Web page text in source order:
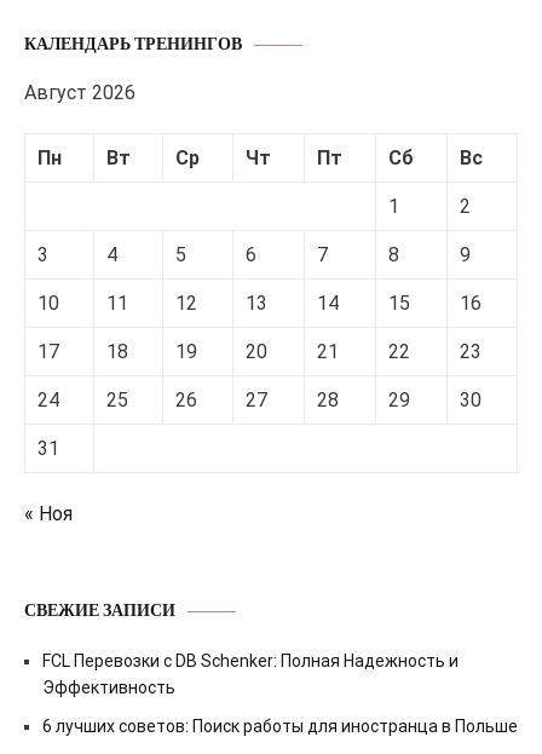
КАЛЕНДАРЬ ТРЕНИНГОВ
Август 2026
Пн Вт Ср Чт Пт Сб Вс
1 2
3 4 5 6 7 8 9
10 11 12 13 14 15 16
17 18 19 20 21 22 23
24 25 26 27 28 29 30
31
« Ноя
СВЕЖИЕ ЗАПИСИ
FCL Перевозки с DB Schenker: Полная Надежность и
Эффективность
6 лучших советов: Поиск работы для иностранца в Польше